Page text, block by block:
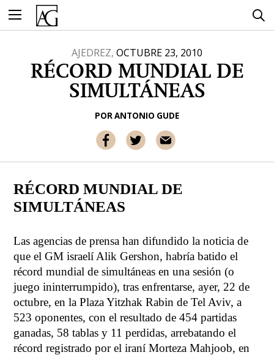
contenido
AJEDREZ, OCTUBRE 23, 2010
RÉCORD MUNDIAL DE
SIMULTÁNEAS
PORANTONIO GUDE
RÉCORD MUNDIAL DE
SIMULTÁNEAS
Las agencias de prensa han difundido la noticia de
que el GM israelí Alik Gershon, habría batido el
récord mundial de simultáneas en una sesión (o
juego ininterrumpido), tras enfrentarse, ayer, 22 de
octubre, en la Plaza Yitzhak Rabin de Tel Aviv, a
523 oponentes, con el resultado de 454 partidas
ganadas, 58 tablas y 11 perdidas, arrebatando el
récord registrado por el iraní Morteza Mahjoob, en